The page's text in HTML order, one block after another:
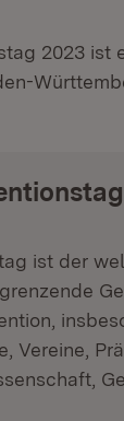
2023
ist der
Vereine,